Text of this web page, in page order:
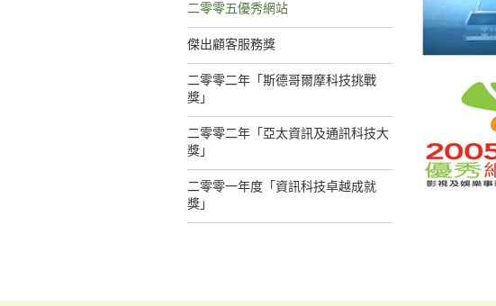
二零零五優秀網站
傑出顧客服務獎
二零零二年「斯德哥爾摩科技挑戰
獎」
二零零二年「亞太資訊及通訊科技大
獎」
二零零一年度「資訊科技卓越成就
獎」